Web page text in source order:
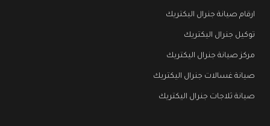
ارقام صيانة جنرال اليكتريك
توكيل جنرال اليكتريك
مركز صيانة جنرال اليكتريك
صيانة غسالات جنرال اليكتريك
صيانة ثلاجات جنرال اليكتريك